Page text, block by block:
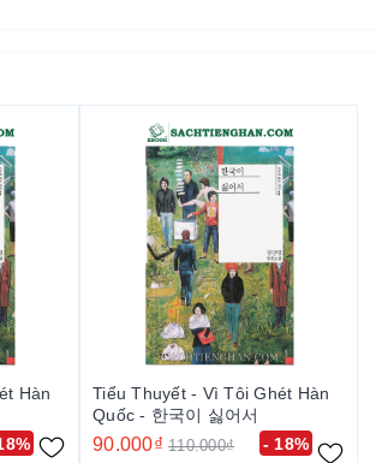
Hàn
- 18%
Tiểu Thuyết - Vì Tôi Ghét Hàn
Quốc - 한국이 싫어서
90.000₫ 110.000₫